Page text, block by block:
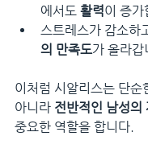
에서도 활력이 증가
스트레스가 감소하
의 만족도가 올라갑
이처럼 시알리스는 단순
아니라 전반적인 남성의
중요한 역할을 합니다.